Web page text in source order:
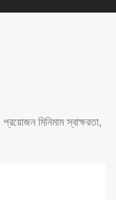
প্রয়োজন মিনিমাম স্বাক্ষরতা,